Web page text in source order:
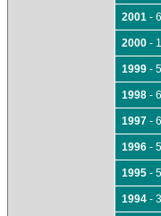
2001-
2000-
1999-
1998-
1997-
1996-
1995-
1994-